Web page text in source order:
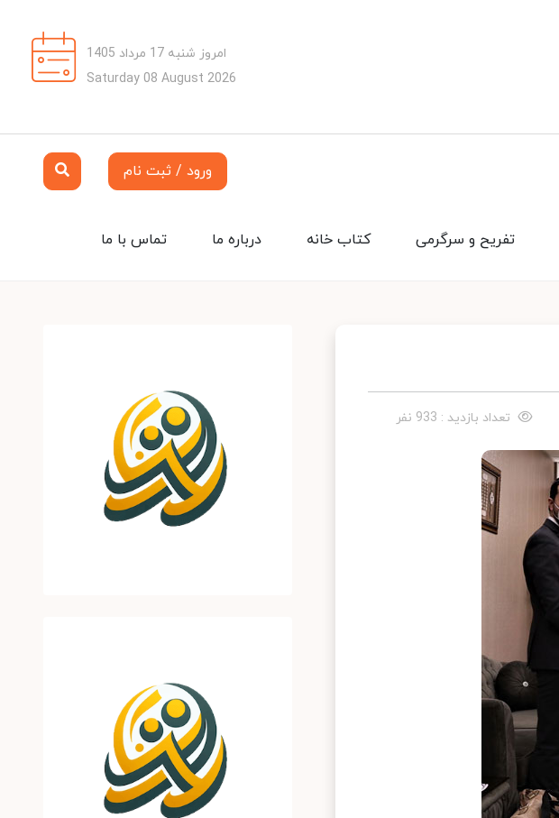
امروز شنبه 17 مرداد 1405
Saturday 08 August 2026
ورود / ثبت نام
تماس با ما درباره ما کتاب خانه تفریح و سرگرمی
تعداد بازدید : 933 نفر